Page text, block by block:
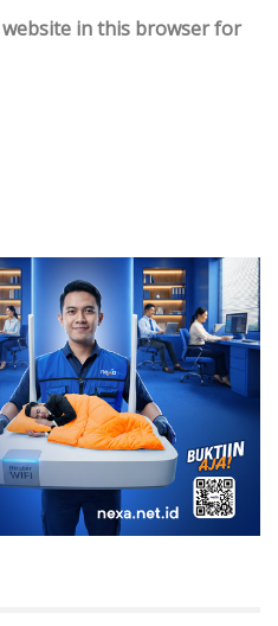
website in this browser for